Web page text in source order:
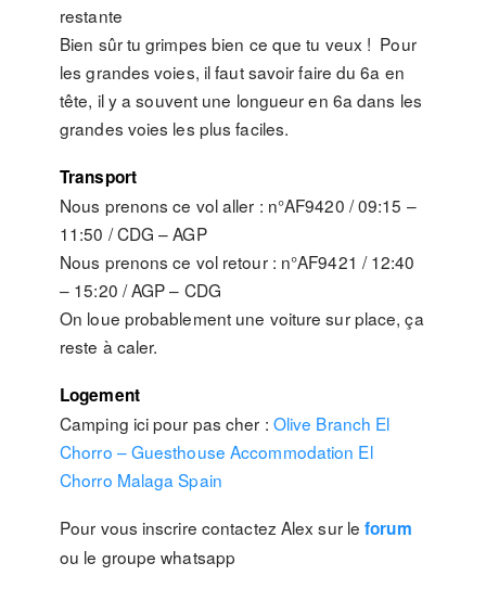
restante
Bien sûr tu grimpes bien ce que tu veux ! Pour
les grandes voies, il faut savoir faire du 6a en
tête, il y a souvent une longueur en 6a dans les
grandes voies les plus faciles.
Transport
Nous prenons ce vol aller : n°AF9420 / 09:15 –
11:50 / CDG – AGP
Nous prenons ce vol retour : n°AF9421 / 12:40
– 15:20 / AGP – CDG
On loue probablement une voiture sur place, ça
reste à caler.
Logement
Camping ici pour pas cher : Olive Branch El
Chorro – Guesthouse Accommodation El
Chorro Malaga Spain
Pour vous inscrire contactez Alex sur le forum
ou le groupe whatsapp